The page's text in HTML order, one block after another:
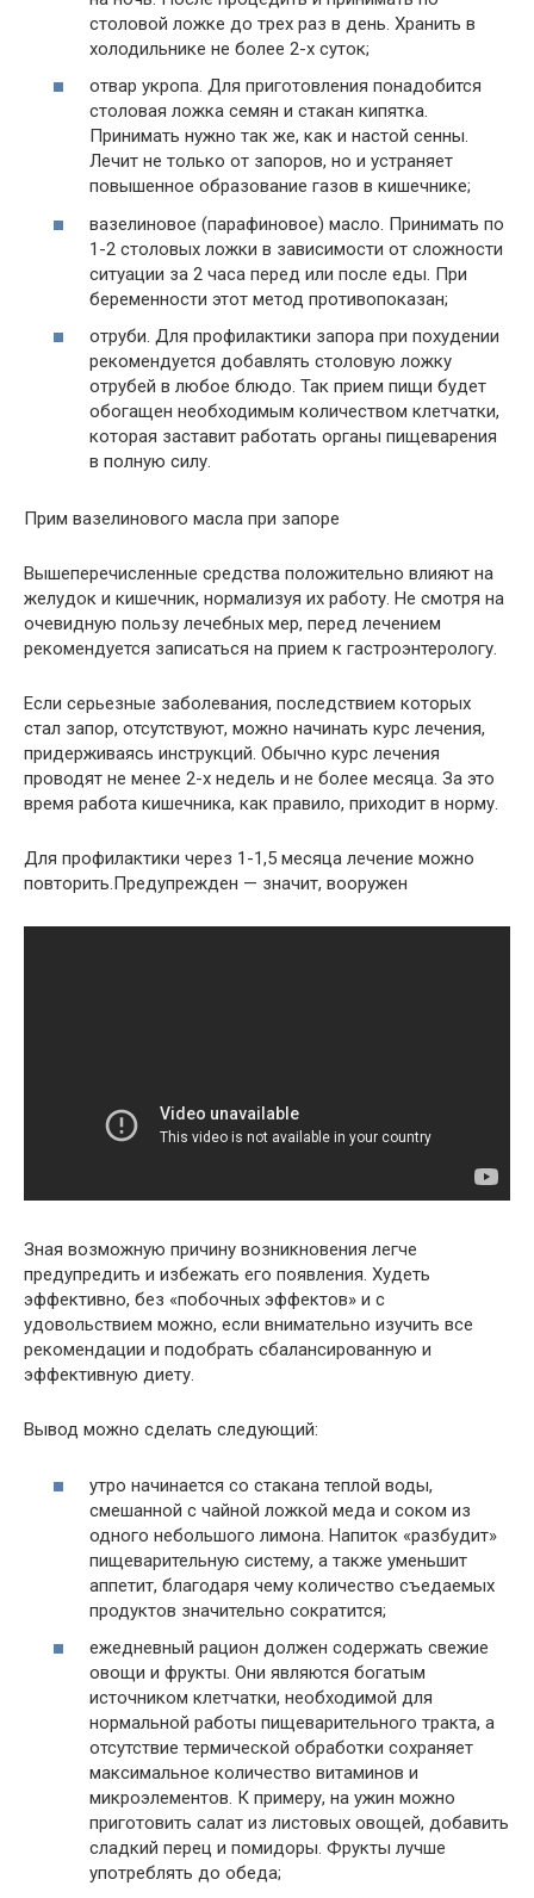
столовой ложке до трех раз в день. Хранить в
холодильнике не более 2-х суток;
отвар укропа. Для приготовления понадобится
столовая ложка семян и стакан кипятка.
Принимать нужно так же, как и настой сенны.
Лечит не только от запоров, но и устраняет
повышенное образование газов в кишечнике;
вазелиновое (парафиновое) масло. Принимать по
1-2 столовых ложки в зависимости от сложности
ситуации за 2 часа перед или после еды. При
беременности этот метод противопоказан;
отруби. Для профилактики запора при похудении
рекомендуется добавлять столовую ложку
отрубей в любое блюдо. Так прием пищи будет
обогащен необходимым количеством клетчатки,
которая заставит работать органы пищеварения
в полную силу.
Прим вазелинового масла при запоре
Вышеперечисленные средства положительно влияют на
желудок и кишечник, нормализуя их работу. Не смотря на
очевидную пользу лечебных мер, перед лечением
рекомендуется записаться на прием к гастроэнтерологу.
Если серьезные заболевания, последствием которых
стал запор, отсутствуют, можно начинать курс лечения,
придерживаясь инструкций. Обычно курс лечения
проводят не менее 2-х недель и не более месяца. За это
время работа кишечника, как правило, приходит в норму.
Для профилактики через 1-1,5 месяца лечение можно
повторить.Предупрежден — значит, вооружен
Зная возможную причину возникновения легче
предупредить и избежать его появления. Худеть
эффективно, без «побочных эффектов» и с
удовольствием можно, если внимательно изучить все
рекомендации и подобрать сбалансированную и
эффективную диету.
Вывод можно сделать следующий:
утро начинается со стакана теплой воды,
смешанной с чайной ложкой меда и соком из
одного небольшого лимона. Напиток «разбудит»
пищеварительную систему, а также уменьшит
аппетит, благодаря чему количество съедаемых
продуктов значительно сократится;
ежедневный рацион должен содержать свежие
овощи и фрукты. Они являются богатым
источником клетчатки, необходимой для
нормальной работы пищеварительного тракта, а
отсутствие термической обработки сохраняет
максимальное количество витаминов и
микроэлементов. К примеру, на ужин можно
приготовить салат из листовых овощей, добавить
сладкий перец и помидоры. Фрукты лучше
употреблять до обеда;